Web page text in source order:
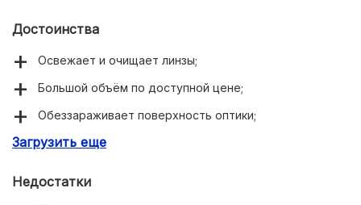
Достоинства
Освежает и очищает линзы;
Большой объём по доступной цене;
Обеззараживает поверхность оптики;
Подходит для силикон-гидрогеля;
Загрузить еще
Недостатки